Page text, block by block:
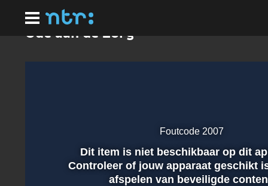
hoofdinhoud
Ode aan de Zorg
Afspelen
Foutcode 2007
Dit item is niet beschikbaar op dit
Controleer of jouw apparaat geschikt
afspelen van beveiligde